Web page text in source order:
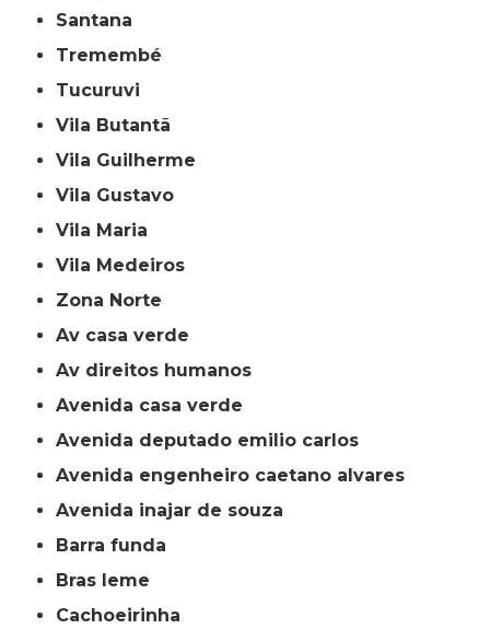
Santana
Tremembé
Tucuruvi
Vila Butantã
Vila Guilherme
Vila Gustavo
Vila Maria
Vila Medeiros
Zona Norte
av casa verde
av direitos humanos
avenida casa verde
avenida deputado emilio carlos
avenida engenheiro caetano alvares
avenida inajar de souza
barra funda
bras leme
cachoeirinha